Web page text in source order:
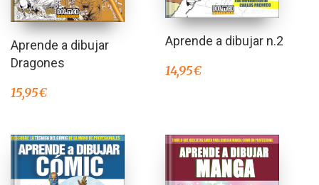
Aprende a dibujar
Dragones
15,95€
Aprende a dibujar n.2
14,95€